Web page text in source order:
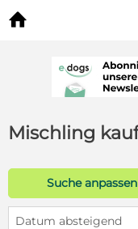

Mischling
Suche anpassen
Datum absteigend